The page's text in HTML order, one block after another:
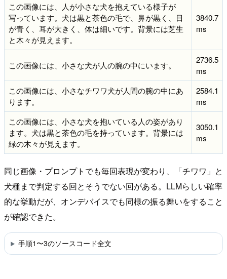
この画像には、人が小さな犬を抱えている様子が
写っています。犬は黒と茶色の毛で、鼻が黒く、目
が青く、耳が大きく、体は細いです。背景には芝生
と木々が見えます。
3840.7
ms
この画像には、小さな犬が人の腕の中にいます。
2736.5
ms
この画像には、小さなチワワ犬が人間の腕の中にあ
ります。
2584.1
ms
この画像には、小さな犬を抱いている人の姿があり
ます。犬は黒と茶色の毛を持っています。背景には
緑の木々が見えます。
3050.1
ms
同じ画像・プロンプトでも毎回表現が変わり、「チワワ」と
犬種まで判定する回とそうでない回がある。LLMらしい確率
的な挙動だが、オンデバイスでも同様の振る舞いをすること
が確認できた。
手順1〜3のソースコード全文